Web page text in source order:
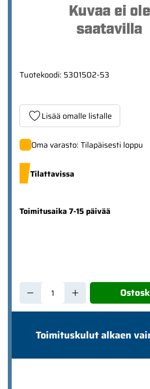
Tuotekoodi: 5301502-53
Lisää omalle listalle
Oma varasto: Tilapäisesti loppu
Tilattavissa
Toimitusaika 7-15 päivää
Toimituskulut alkaen